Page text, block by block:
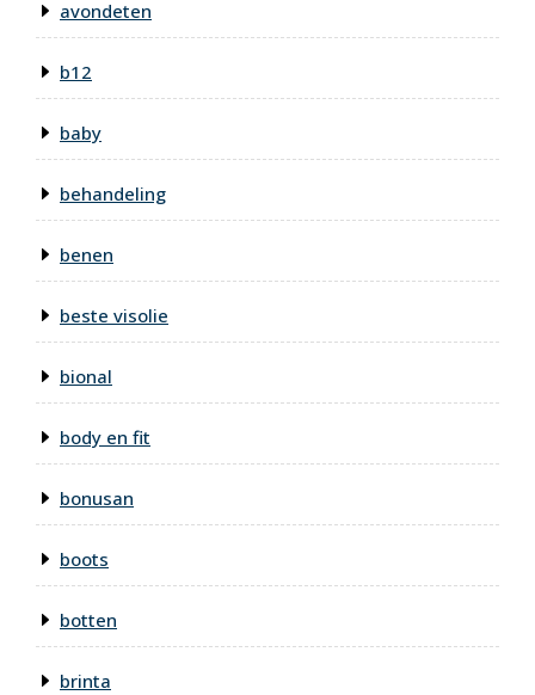
avondeten
b12
baby
behandeling
benen
beste visolie
bional
body en fit
bonusan
boots
botten
brinta